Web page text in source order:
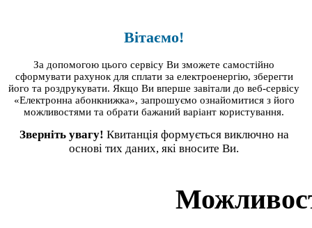
Вітаємо!
За допомогою цього сервiсу Ви зможете самостійно
сформувати рахунок для сплати за електроенергію, зберегти
його та роздрукувати. Якщо Ви вперше завітали до веб-сервісу
«Електронна абонкнижка», запрошуємо ознайомитися з його
можливостями та обрати бажаний варіант користування.
Зверніть увагу! Квитанція формується виключно на
основі тих даних, які вносите Ви.